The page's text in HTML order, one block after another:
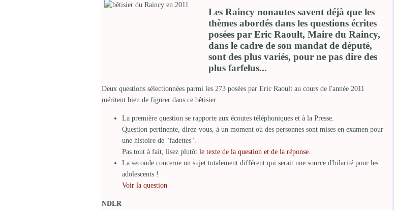
Les Raincy nonautes savent déjà que les
thèmes abordés dans les questions écrites
posées par Eric Raoult, Maire du Raincy,
dans le cadre de son mandat de député,
sont des plus variés, pour ne pas dire des
plus farfelus...
Deux questions sélectionnées parmi les 273 posées par Eric Raoult au cours de l'année 2011
méritent bien de figurer dans ce bêtisier :
La première question se rapporte aux écoutes téléphoniques et à la Presse.
Question pertinente, direz-vous, à un moment où des personnes sont mises en examen pour
une histoire de "fadettes".
Pas tout à fait, lisez plutôt le texte de la question et de la réponse
La seconde concerne un sujet totalement différent qui serait une source d'hilarité pour les
adolescents !
Voir la question
NDLR